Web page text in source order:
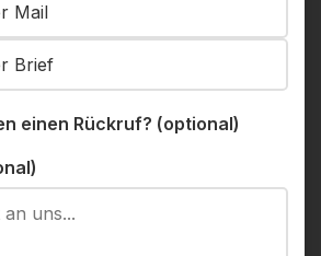
Mail
Brief
einen Rückruf? (optional)